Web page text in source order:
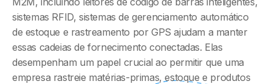
sistemas RFID, sistemas de gerenciamento automático
de estoque e rastreamento por GPS ajudam a manter
essas cadeias de fornecimento conectadas. Elas
desempenham um papel crucial ao permitir que uma
empresa rastreie matérias-primas, estoque e produtos